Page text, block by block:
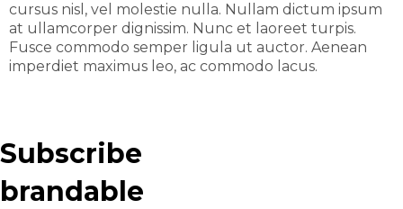
cursus nisl, vel molestie nulla. Nullam dictum ipsum
at ullamcorper dignissim. Nunc et laoreet turpis.
Fusce commodo semper ligula ut auctor. Aenean
imperdiet maximus leo, ac commodo lacus.
Subscribe
brandable